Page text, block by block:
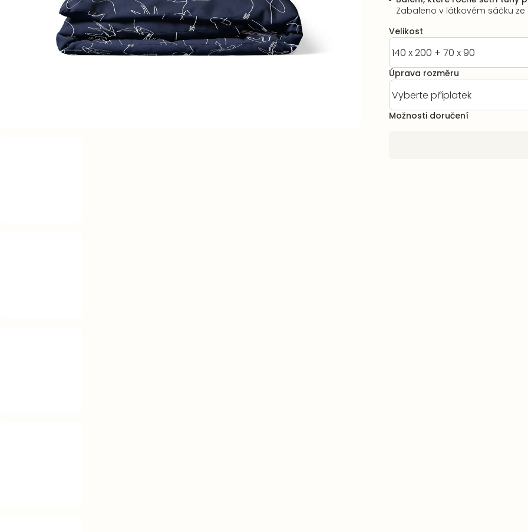
Velikost
Úprava rozměru
Možnosti doručení
Zabaleno v látkovém sáčku ze